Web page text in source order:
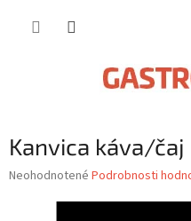
Kanvica káva/
Priemerné
Neohodnotené Podrobnosti